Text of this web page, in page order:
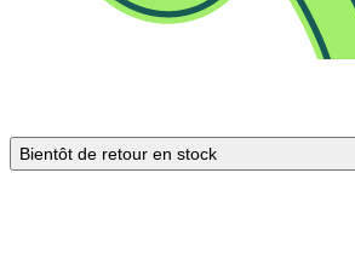
Bientôt de retour en stock